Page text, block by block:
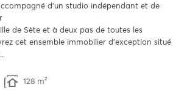
d'un studio indépendant et de
de Sète et à deux pas de toutes les
cet ensemble immobilier d'exception situé
128 m²